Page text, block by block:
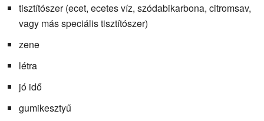
tisztítószer (ecet, ecetes víz, szódabikarbona, citromsav,
vagy más speciális tisztítószer)
zene
létra
jó idő
gumikesztyű